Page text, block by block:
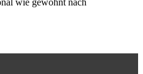
wie gewohnt nach